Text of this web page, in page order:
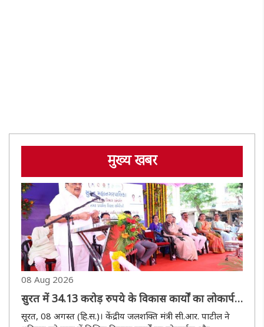
मुख्य खबर
08 Aug 2026
सुरत में 34.13 करोड़ रुपये के विकास कार्यों का लोकार्पण
और भूमिपूजन, सी.आर. पाटील ने अभिभावकों से कहा-
सूरत, 08 अगस्त (हि.स.)। केंद्रीय जलशक्ति मंत्री सी.आर. पाटील ने